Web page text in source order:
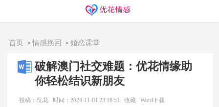
找搭子
首页 >情感挽回 > 婚恋课堂
破解澳门社交难题：优花情缘助
你轻松结识新朋友
投稿：优花 时间：2024-11-01 23:18:51 收藏 Word下载